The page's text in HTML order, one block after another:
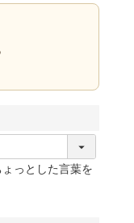
っとした言葉を